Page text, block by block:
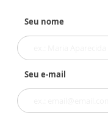
Seu nome
Seu e-mail